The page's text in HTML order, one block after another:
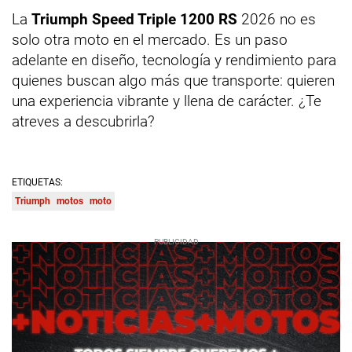
La Triumph Speed Triple 1200 RS 2026 no es
solo otra moto en el mercado. Es un paso
adelante en diseño, tecnología y rendimiento para
quienes buscan algo más que transporte: quieren
una experiencia vibrante y llena de carácter. ¿Te
atreves a descubrirla?
ETIQUETAS:
Triumph
motos moto